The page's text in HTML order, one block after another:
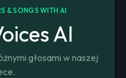
& SONGS WITH AI
AI
głosami w naszej